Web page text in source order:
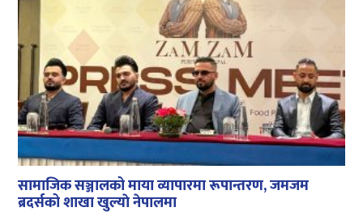
सामाजिक सञ्जालको माया व्यापारमा रूपान्तरण, जमजम
ब्रदर्सको शाखा खुल्याे नेपालमा